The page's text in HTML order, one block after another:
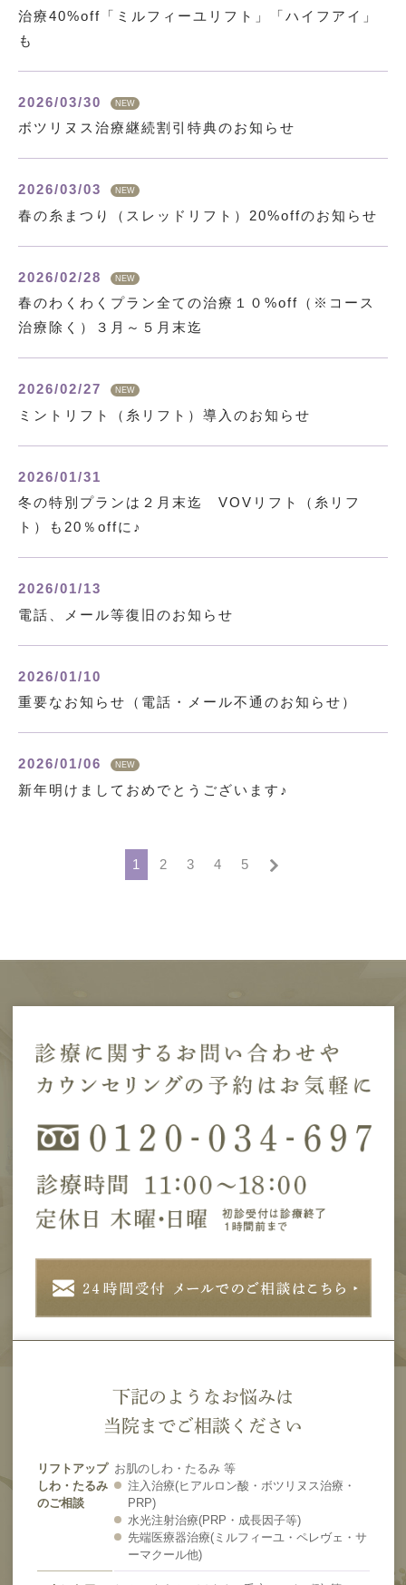
治療40%off「ミルフィーユリフト」「ハイフアイ」
も
2026/03/30 NEW
ボツリヌス治療継続割引特典のお知らせ
2026/03/03 NEW
春の糸まつり（スレッドリフト）20%offのお知らせ
2026/02/28 NEW
春のわくわくプラン全ての治療１０%off（※コース
治療除く）３月～５月末迄
2026/02/27 NEW
ミントリフト（糸リフト）導入のお知らせ
2026/01/31
冬の特別プランは２月末迄 VOVリフト（糸リフ
ト）も20％offに♪
2026/01/13
電話、メール等復旧のお知らせ
2026/01/10
重要なお知らせ（電話・メール不通のお知らせ）
2026/01/06 NEW
新年明けましておめでとうございます♪
1 2 3 4 5
下記のようなお悩みは
当院までご相談ください
リフトアップ
しわ・たるみ
のご相談
お肌のしわ・たるみ 等
注入治療(ヒアルロン酸・ボツリヌス治療・
PRP)
水光注射治療(PRP・成長因子等)
先端医療器治療(ミルフィーユ・ペレヴェ・サ
ーマクール他)